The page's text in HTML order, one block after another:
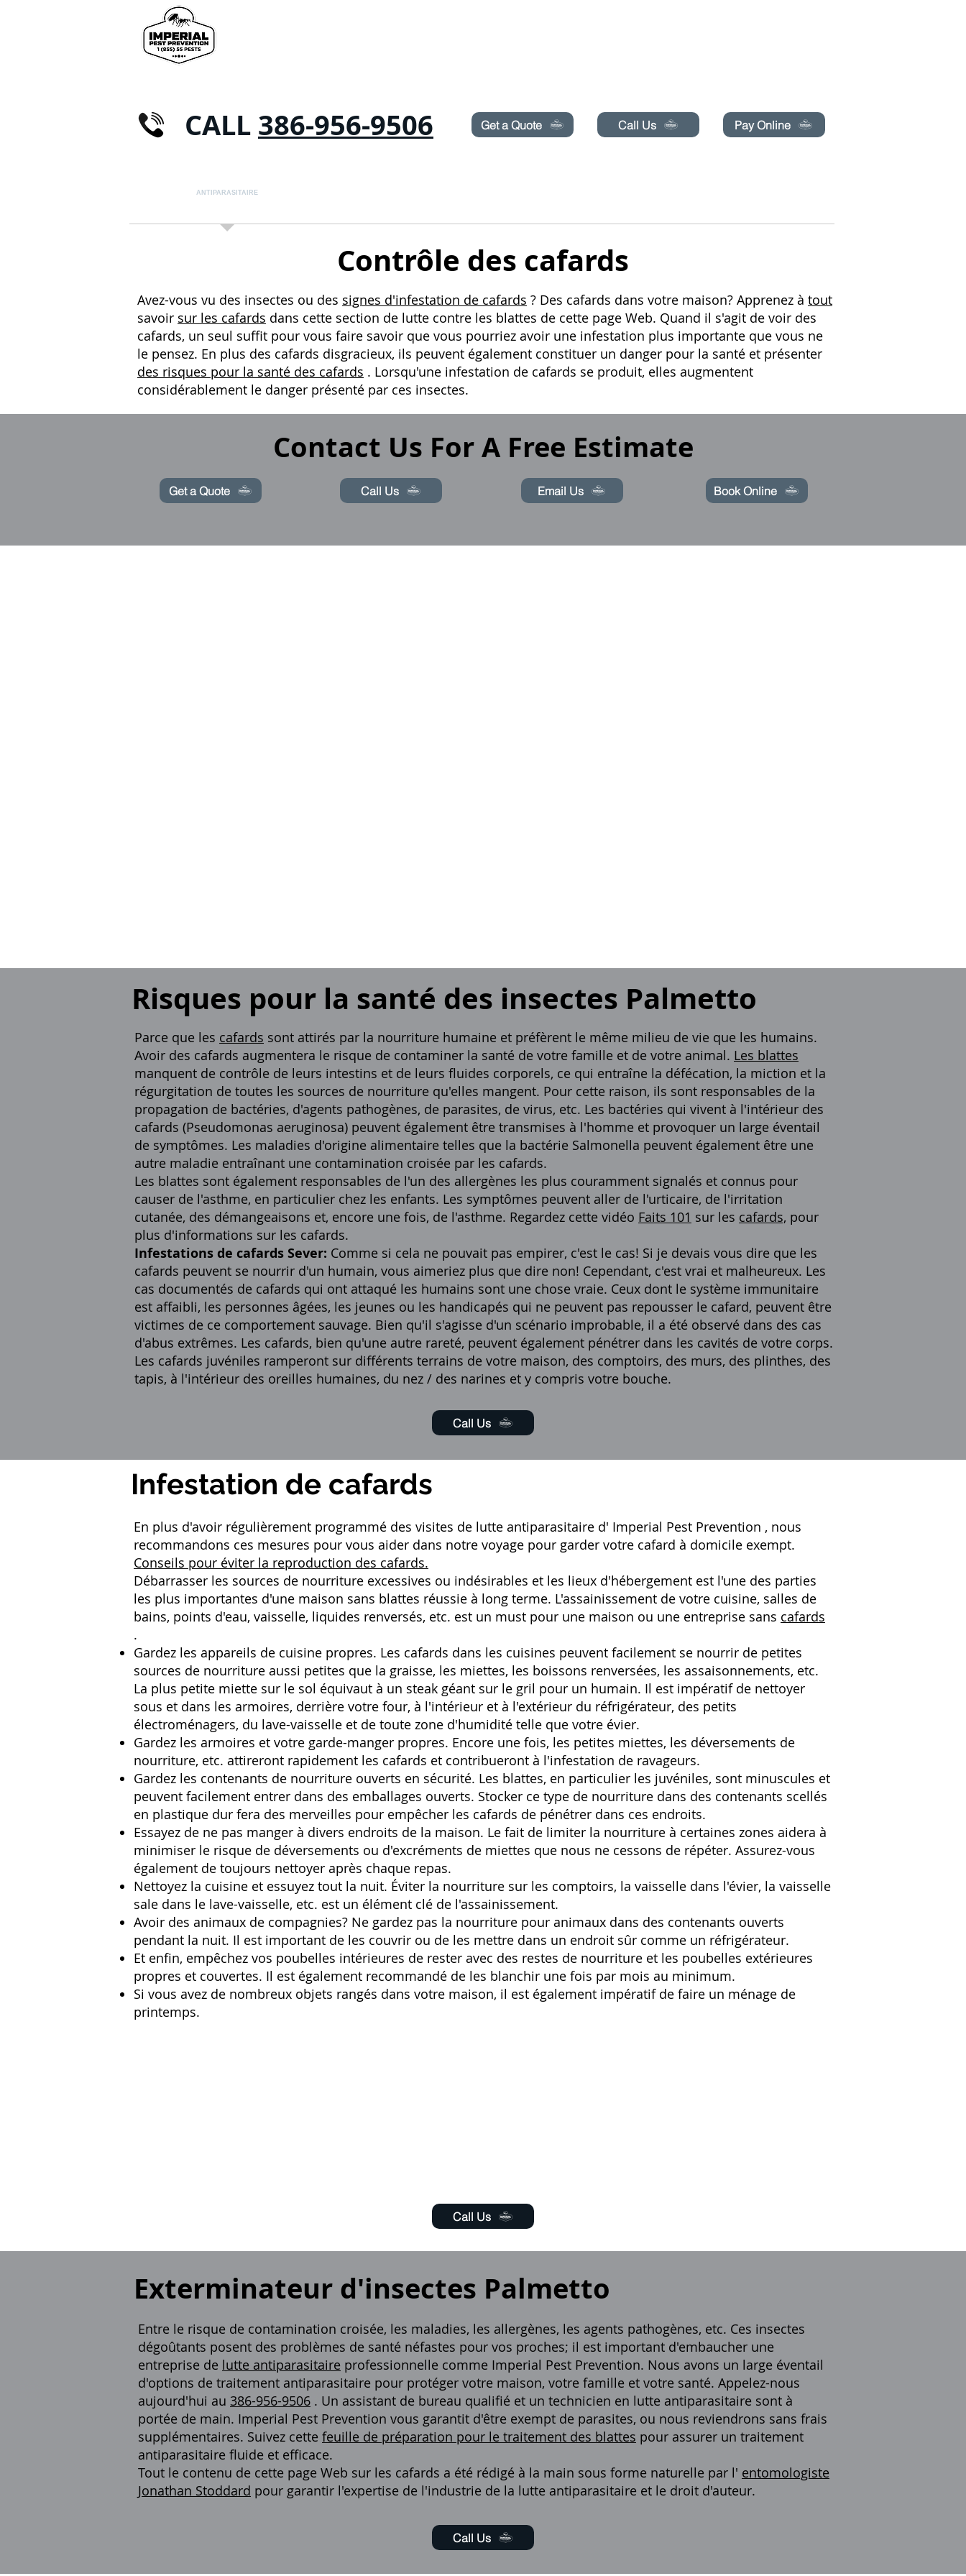
CALL 386-956-9506 Get a Quote Call Us Pay Online
ANTIPARASITAIRE
Contrôle des cafards
Avez-vous vu des insectes ou des signes d'infestation de cafards ? Des cafards dans votre maison? Apprenez à tout
savoir sur les cafards dans cette section de lutte contre les blattes de cette page Web. Quand il s'agit de voir des
cafards, un seul suffit pour vous faire savoir que vous pourriez avoir une infestation plus importante que vous ne
le pensez. En plus des cafards disgracieux, ils peuvent également constituer un danger pour la santé et présenter
des risques pour la santé des cafards . Lorsqu'une infestation de cafards se produit, elles augmentent
considérablement le danger présenté par ces insectes.
Contact Us For A Free Estimate
Get a Quote Call Us Email Us Book Online
Risques pour la santé des insectes Palmetto
Parce que les cafards sont attirés par la nourriture humaine et préfèrent le même milieu de vie que les humains.
Avoir des cafards augmentera le risque de contaminer la santé de votre famille et de votre animal. Les blattes
manquent de contrôle de leurs intestins et de leurs fluides corporels, ce qui entraîne la défécation, la miction et la
régurgitation de toutes les sources de nourriture qu'elles mangent. Pour cette raison, ils sont responsables de la
propagation de bactéries, d'agents pathogènes, de parasites, de virus, etc. Les bactéries qui vivent à l'intérieur des
cafards (Pseudomonas aeruginosa) peuvent également être transmises à l'homme et provoquer un large éventail
de symptômes. Les maladies d'origine alimentaire telles que la bactérie Salmonella peuvent également être une
autre maladie entraînant une contamination croisée par les cafards.
Les blattes sont également responsables de l'un des allergènes les plus couramment signalés et connus pour
causer de l'asthme, en particulier chez les enfants. Les symptômes peuvent aller de l'urticaire, de l'irritation
cutanée, des démangeaisons et, encore une fois, de l'asthme. Regardez cette vidéo Faits 101 sur les cafards, pour
plus d'informations sur les cafards.
Infestations de cafards Sever: Comme si cela ne pouvait pas empirer, c'est le cas! Si je devais vous dire que les
cafards peuvent se nourrir d'un humain, vous aimeriez plus que dire non! Cependant, c'est vrai et malheureux. Les
cas documentés de cafards qui ont attaqué les humains sont une chose vraie. Ceux dont le système immunitaire
est affaibli, les personnes âgées, les jeunes ou les handicapés qui ne peuvent pas repousser le cafard, peuvent être
victimes de ce comportement sauvage. Bien qu'il s'agisse d'un scénario improbable, il a été observé dans des cas
d'abus extrêmes. Les cafards, bien qu'une autre rareté, peuvent également pénétrer dans les cavités de votre corps.
Les cafards juvéniles ramperont sur différents terrains de votre maison, des comptoirs, des murs, des plinthes, des
tapis, à l'intérieur des oreilles humaines, du nez / des narines et y compris votre bouche.
Call Us
Infestation de cafards
En plus d'avoir régulièrement programmé des visites de lutte antiparasitaire d' Imperial Pest Prevention , nous
recommandons ces mesures pour vous aider dans notre voyage pour garder votre cafard à domicile exempt.
Conseils pour éviter la reproduction des cafards.
Débarrasser les sources de nourriture excessives ou indésirables et les lieux d'hébergement est l'une des parties
les plus importantes d'une maison sans blattes réussie à long terme. L'assainissement de votre cuisine, salles de
bains, points d'eau, vaisselle, liquides renversés, etc. est un must pour une maison ou une entreprise sans cafards
.
Gardez les appareils de cuisine propres. Les cafards dans les cuisines peuvent facilement se nourrir de petites
sources de nourriture aussi petites que la graisse, les miettes, les boissons renversées, les assaisonnements, etc.
La plus petite miette sur le sol équivaut à un steak géant sur le gril pour un humain. Il est impératif de nettoyer
sous et dans les armoires, derrière votre four, à l'intérieur et à l'extérieur du réfrigérateur, des petits
électroménagers, du lave-vaisselle et de toute zone d'humidité telle que votre évier.
Gardez les armoires et votre garde-manger propres. Encore une fois, les petites miettes, les déversements de
nourriture, etc. attireront rapidement les cafards et contribueront à l'infestation de ravageurs.
Gardez les contenants de nourriture ouverts en sécurité. Les blattes, en particulier les juvéniles, sont minuscules et
peuvent facilement entrer dans des emballages ouverts. Stocker ce type de nourriture dans des contenants scellés
en plastique dur fera des merveilles pour empêcher les cafards de pénétrer dans ces endroits.
Essayez de ne pas manger à divers endroits de la maison. Le fait de limiter la nourriture à certaines zones aidera à
minimiser le risque de déversements ou d'excréments de miettes que nous ne cessons de répéter. Assurez-vous
également de toujours nettoyer après chaque repas.
Nettoyez la cuisine et essuyez tout la nuit. Éviter la nourriture sur les comptoirs, la vaisselle dans l'évier, la vaisselle
sale dans le lave-vaisselle, etc. est un élément clé de l'assainissement.
Avoir des animaux de compagnies? Ne gardez pas la nourriture pour animaux dans des contenants ouverts
pendant la nuit. Il est important de les couvrir ou de les mettre dans un endroit sûr comme un réfrigérateur.
Et enfin, empêchez vos poubelles intérieures de rester avec des restes de nourriture et les poubelles extérieures
propres et couvertes. Il est également recommandé de les blanchir une fois par mois au minimum.
Si vous avez de nombreux objets rangés dans votre maison, il est également impératif de faire un ménage de
printemps.
Call Us
Exterminateur d'insectes Palmetto
Entre le risque de contamination croisée, les maladies, les allergènes, les agents pathogènes, etc. Ces insectes
dégoûtants posent des problèmes de santé néfastes pour vos proches; il est important d'embaucher une
entreprise de lutte antiparasitaire professionnelle comme Imperial Pest Prevention. Nous avons un large éventail
d'options de traitement antiparasitaire pour protéger votre maison, votre famille et votre santé. Appelez-nous
aujourd'hui au 386-956-9506 . Un assistant de bureau qualifié et un technicien en lutte antiparasitaire sont à
portée de main. Imperial Pest Prevention vous garantit d'être exempt de parasites, ou nous reviendrons sans frais
supplémentaires. Suivez cette feuille de préparation pour le traitement des blattes pour assurer un traitement
antiparasitaire fluide et efficace.
Tout le contenu de cette page Web sur les cafards a été rédigé à la main sous forme naturelle par l' entomologiste
Jonathan Stoddard pour garantir l'expertise de l'industrie de la lutte antiparasitaire et le droit d'auteur.
Call Us